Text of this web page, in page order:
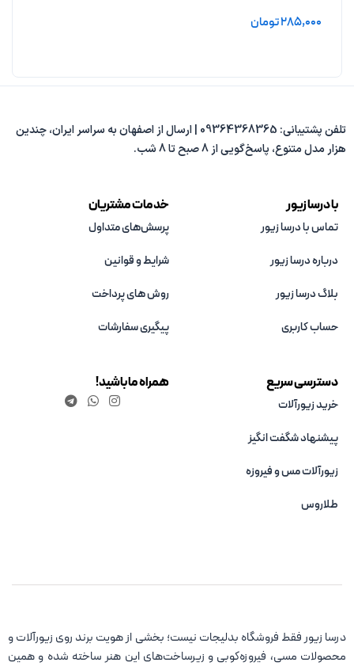
285,000تومان
تلفن پشتیبانی: 09364368365 | ارسال از اصفهان به سراسر ایران، چندین
هزار مدل متنوع، پاسخ‌گویی از 8 صبح تا 8 شب.
با درسا زیور
تماس با درسا زیور
درباره درسا زیور
بلاگ درسا زیور
حساب کاربری
خدمات مشتریان
پرسش‌های متداول
شرایط و قوانین
روش های پرداخت
پیگیری سفارشات
دسترسی سریع
خرید زیورآلات
پیشنهاد شگفت انگیز
زیورآلات مس و فیروزه‌
طلاروس
همراه ما باشید!
درسا زیور فقط فروشگاه بدلیجات نیست؛ بخشی از هویت برند روی زیورآلات و
محصولات مسی، فیروزه‌کوبی و زیرساخت‌های این هنر ساخته شده و همین